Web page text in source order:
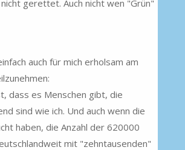
gerettet. Auch nicht wen "Grün"
auch für mich erholsam am
dass es Menschen gibt, die
sind wie ich. Und auch wenn die
haben, die Anzahl der 620000
mit "zehntausenden"